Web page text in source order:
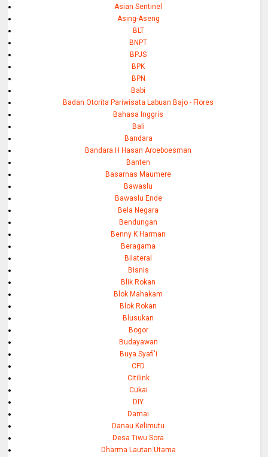
Asian Sentinel
Asing-Aseng
BLT
BNPT
BPJS
BPK
BPN
Babi
Badan Otorita Pariwisata Labuan Bajo - Flores
Bahasa Inggris
Bali
Bandara
Bandara H Hasan Aroeboesman
Banten
Basarnas Maumere
Bawaslu
Bawaslu Ende
Bela Negara
Bendungan
Benny K Harman
Beragama
Bilateral
Bisnis
Blik Rokan
Blok Mahakam
Blok Rokan
Blusukan
Bogor
Budayawan
Buya Syafi'i
CFD
Citilink
Cukai
DIY
Damai
Danau Kelimutu
Desa Tiwu Sora
Dharma Lautan Utama